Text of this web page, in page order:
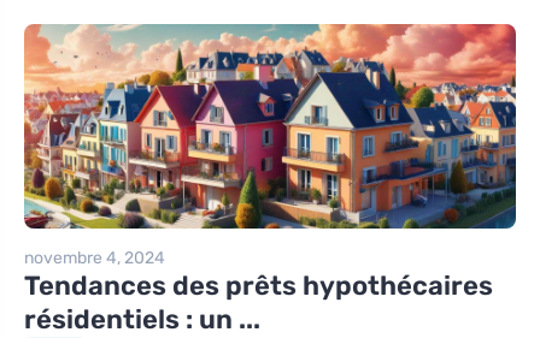
novembre 4, 2024
Tendances des prêts hypothécaires
résidentiels : un ...